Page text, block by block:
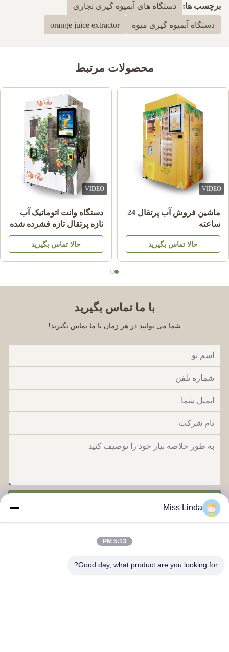
برچسب ها: دستگاه های آبمیوه گیری تجاری
دستگاه آبمیوه گیری میوه orange juice extractor
محصولات مرتبط
VIDEO
ماشين فروش آب پرتقال 24
ساعته
حالا تماس بگیرید
VIDEO
دستگاه وانت اتوماتیک آب
تازه پرتقال تازه فشرده شده
برای تجارت
حالا تماس بگیرید
با ما تماس بگیرید
شما می توانید در هر زمان با ما تماس بگیرید!
Miss Linda
5:13 PM
Good day, what product are you looking for?